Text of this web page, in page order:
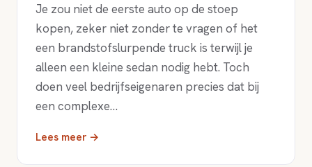
Je zou niet de eerste auto op de stoep
kopen, zeker niet zonder te vragen of het
een brandstofslurpende truck is terwijl je
alleen een kleine sedan nodig hebt. Toch
doen veel bedrijfseigenaren precies dat bij
een complexe…
Lees meer →